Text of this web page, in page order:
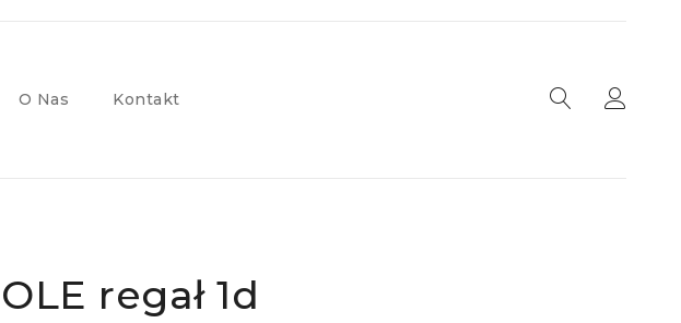
O Nas Kontakt
OLE regał 1d